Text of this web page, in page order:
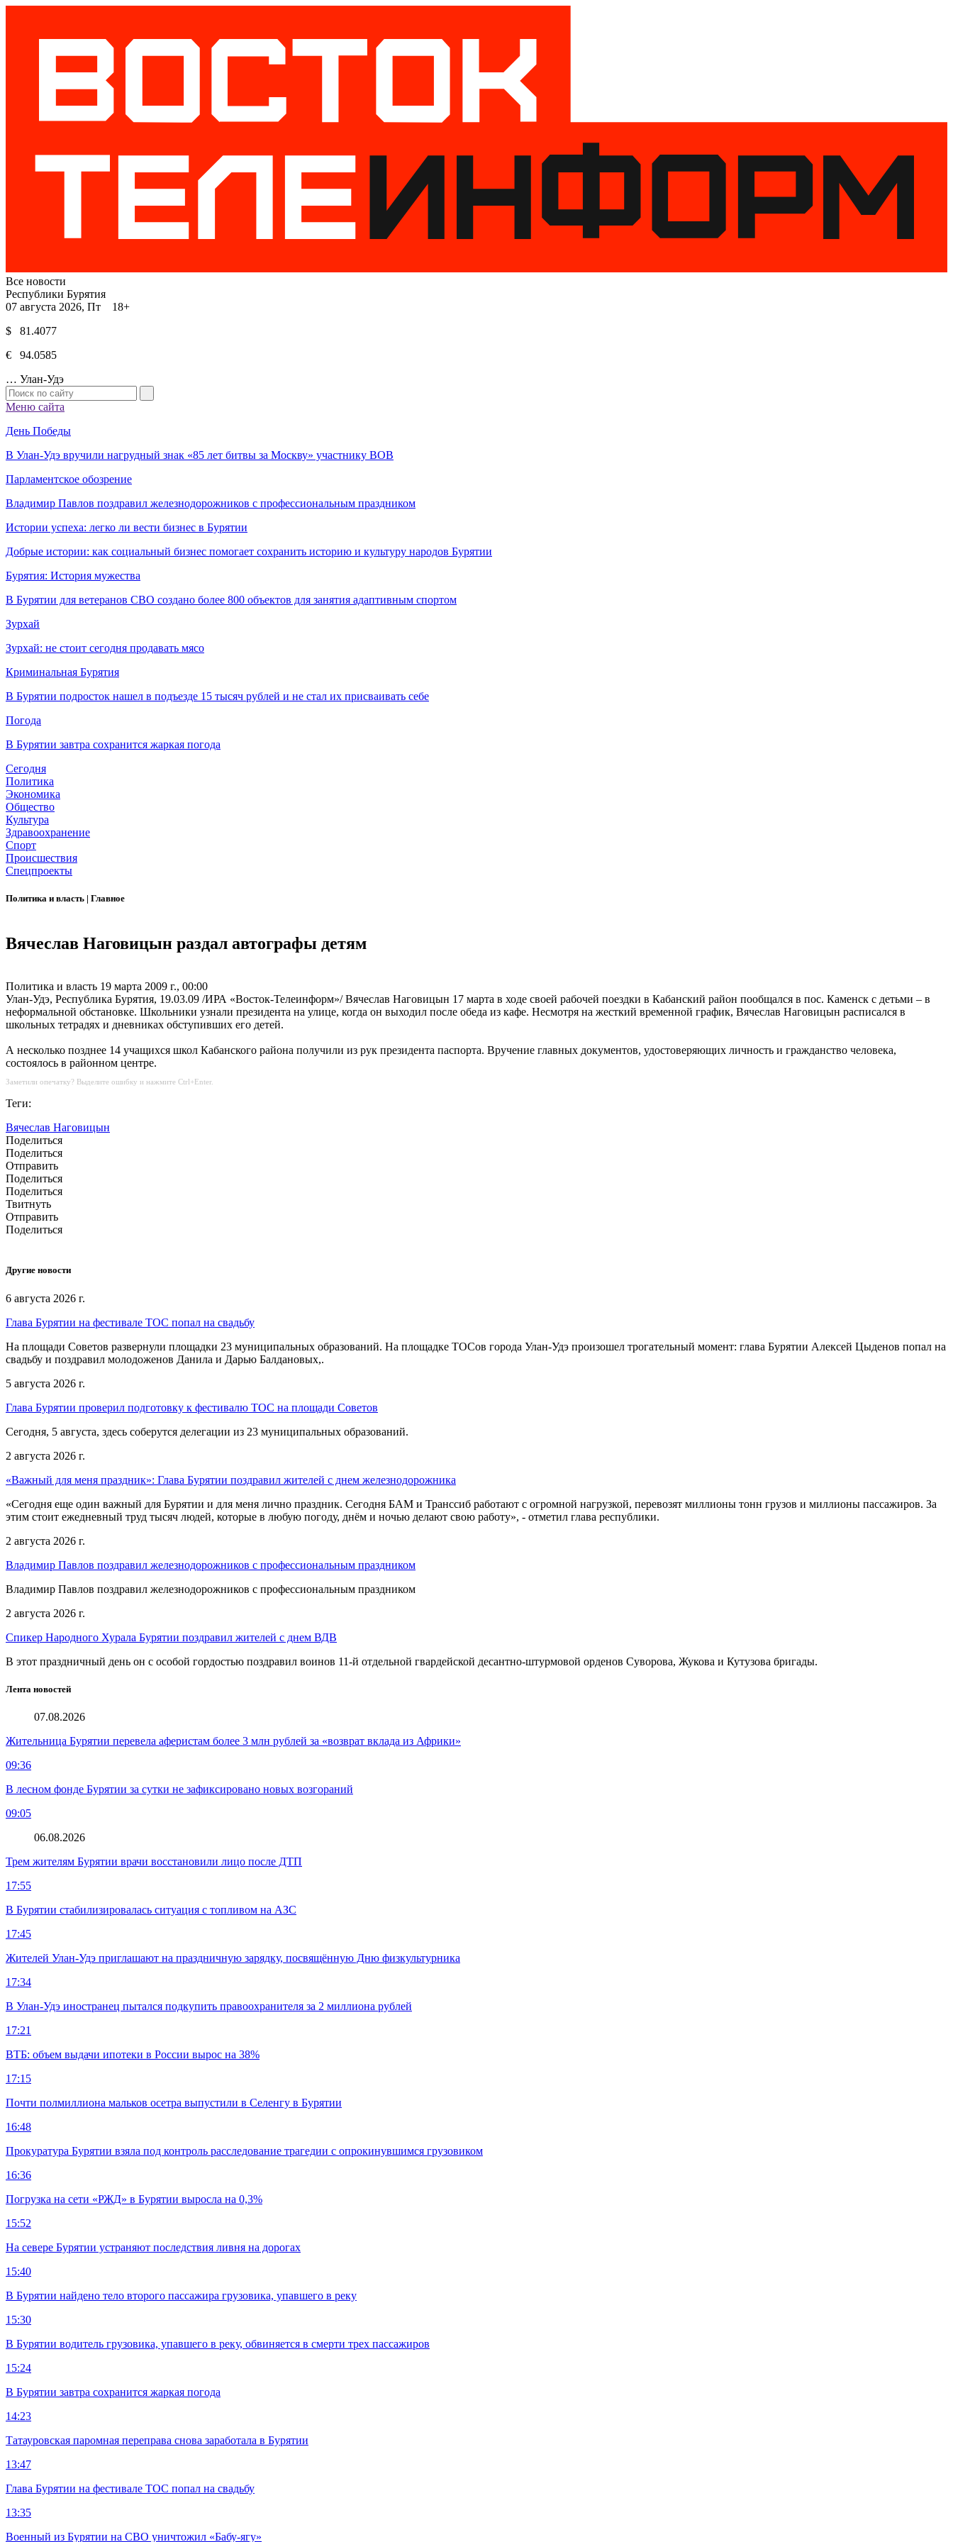
Все новости
Республики Бурятия
07 августа 2026, Пт 18+
$ 81.4077
€ 94.0585
… Улан-Удэ
Меню сайта
День Победы
В Улан-Удэ вручили нагрудный знак «85 лет битвы за Москву» участнику ВОВ
Парламентское обозрение
Владимир Павлов поздравил железнодорожников с профессиональным праздником
Истории успеха: легко ли вести бизнес в Бурятии
Добрые истории: как социальный бизнес помогает сохранить историю и культуру народов Бурятии
Бурятия: История мужества
В Бурятии для ветеранов СВО создано более 800 объектов для занятия адаптивным спортом
Зурхай
Зурхай: не стоит сегодня продавать мясо
Криминальная Бурятия
В Бурятии подросток нашел в подъезде 15 тысяч рублей и не стал их присваивать себе
Погода
В Бурятии завтра сохранится жаркая погода
Сегодня
Политика
Экономика
Общество
Культура
Здравоохранение
Спорт
Происшествия
Спецпроекты
Политика и власть | Главное
Вячеслав Наговицын раздал автографы детям
Политика и власть 19 марта 2009 г., 00:00
Улан-Удэ, Республика Бурятия, 19.03.09 /ИРА «Восток-Телеинформ»/ Вячеслав Наговицын 17 марта в ходе своей рабочей поездки в Кабанский район пообщался в пос. Каменск с детьми – в
неформальной обстановке. Школьники узнали президента на улице, когда он выходил после обеда из кафе. Несмотря на жесткий временной график, Вячеслав Наговицын расписался в
школьных тетрадях и дневниках обступивших его детей.
А несколько позднее 14 учащихся школ Кабанского района получили из рук президента паспорта. Вручение главных документов, удостоверяющих личность и гражданство человека,
состоялось в районном центре.
Заметили опечатку? Выделите ошибку и нажмите Ctrl+Enter.
Теги:
Вячеслав Наговицын
Поделиться
Поделиться
Отправить
Поделиться
Поделиться
Твитнуть
Отправить
Поделиться
Другие новости
6 августа 2026 г.
Глава Бурятии на фестивале ТОС попал на свадьбу
На площади Советов развернули площадки 23 муниципальных образований. На площадке ТОСов города Улан-Удэ произошел трогательный момент: глава Бурятии Алексей Цыденов попал на
свадьбу и поздравил молодоженов Данила и Дарью Балдановых,.
5 августа 2026 г.
Глава Бурятии проверил подготовку к фестивалю ТОС на площади Советов
Сегодня, 5 августа, здесь соберутся делегации из 23 муниципальных образований.
2 августа 2026 г.
«Важный для меня праздник»: Глава Бурятии поздравил жителей с днем железнодорожника
«Сегодня еще один важный для Бурятии и для меня лично праздник. Сегодня БАМ и Транссиб работают с огромной нагрузкой, перевозят миллионы тонн грузов и миллионы пассажиров. За
этим стоит ежедневный труд тысяч людей, которые в любую погоду, днём и ночью делают свою работу», - отметил глава республики.
2 августа 2026 г.
Владимир Павлов поздравил железнодорожников с профессиональным праздником
Владимир Павлов поздравил железнодорожников с профессиональным праздником
2 августа 2026 г.
Спикер Народного Хурала Бурятии поздравил жителей с днем ВДВ
В этот праздничный день он с особой гордостью поздравил воинов 11-й отдельной гвардейской десантно-штурмовой орденов Суворова, Жукова и Кутузова бригады.
Лента новостей
07.08.2026
Жительница Бурятии перевела аферистам более 3 млн рублей за «возврат вклада из Африки»
09:36
В лесном фонде Бурятии за сутки не зафиксировано новых возгораний
09:05
06.08.2026
Трем жителям Бурятии врачи восстановили лицо после ДТП
17:55
В Бурятии стабилизировалась ситуация с топливом на АЗС
17:45
Жителей Улан-Удэ приглашают на праздничную зарядку, посвящённую Дню физкультурника
17:34
В Улан-Удэ иностранец пытался подкупить правоохранителя за 2 миллиона рублей
17:21
ВТБ: объем выдачи ипотеки в России вырос на 38%
17:15
Почти полмиллиона мальков осетра выпустили в Селенгу в Бурятии
16:48
Прокуратура Бурятии взяла под контроль расследование трагедии с опрокинувшимся грузовиком
16:36
Погрузка на сети «РЖД» в Бурятии выросла на 0,3%
15:52
На севере Бурятии устраняют последствия ливня на дорогах
15:40
В Бурятии найдено тело второго пассажира грузовика, упавшего в реку
15:30
В Бурятии водитель грузовика, упавшего в реку, обвиняется в смерти трех пассажиров
15:24
В Бурятии завтра сохранится жаркая погода
14:23
Татауровская паромная переправа снова заработала в Бурятии
13:47
Глава Бурятии на фестивале ТОС попал на свадьбу
13:35
Военный из Бурятии на СВО уничтожил «Бабу-ягу»